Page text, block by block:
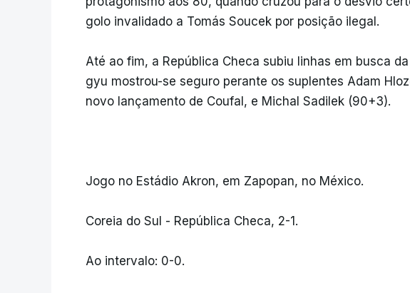
golo invalidado a Tomás Soucek por posição ilegal.
Até ao fim, a República Checa subiu linhas em busca
gyu mostrou-se seguro perante os suplentes Adam
novo lançamento de Coufal, e Michal Sadilek (90+3).
Jogo no Estádio Akron, em Zapopan, no México.
Coreia do Sul - República Checa, 2-1.
Ao intervalo: 0-0.